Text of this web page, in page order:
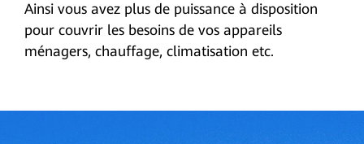
Ainsi vous avez plus de puissance à disposition
pour couvrir les besoins de vos appareils
ménagers, chauffage, climatisation etc.